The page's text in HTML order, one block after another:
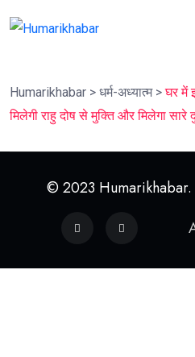
Humarikhabar > धर्म-अध्यात्म>घर में
मिलेगी राहु दोष से मुक्ति और मिलेगा सारे
© 2023